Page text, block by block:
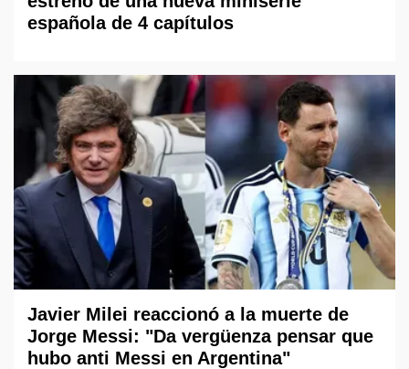
española de 4 capítulos
Javier Milei reaccionó a la muerte de
Jorge Messi: "Da vergüenza pensar que
hubo anti Messi en Argentina"